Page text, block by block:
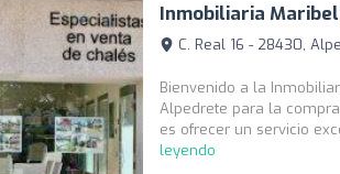
Inmobiliaria Maribel
C. Real 16 - 28430,
Bienvenido a la
Alpedrete para la
es ofrecer un servicio
leyendo